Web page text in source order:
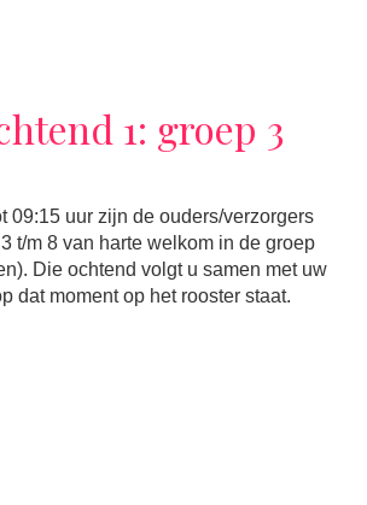
1: groep 3
09:15 uur zijn de ouders/verzorgers
t/m 8 van harte welkom in de groep
Die ochtend volgt u samen met uw
dat moment op het rooster staat.